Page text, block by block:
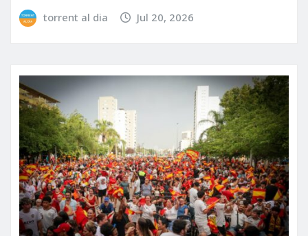
torrent al dia Jul 20, 2026